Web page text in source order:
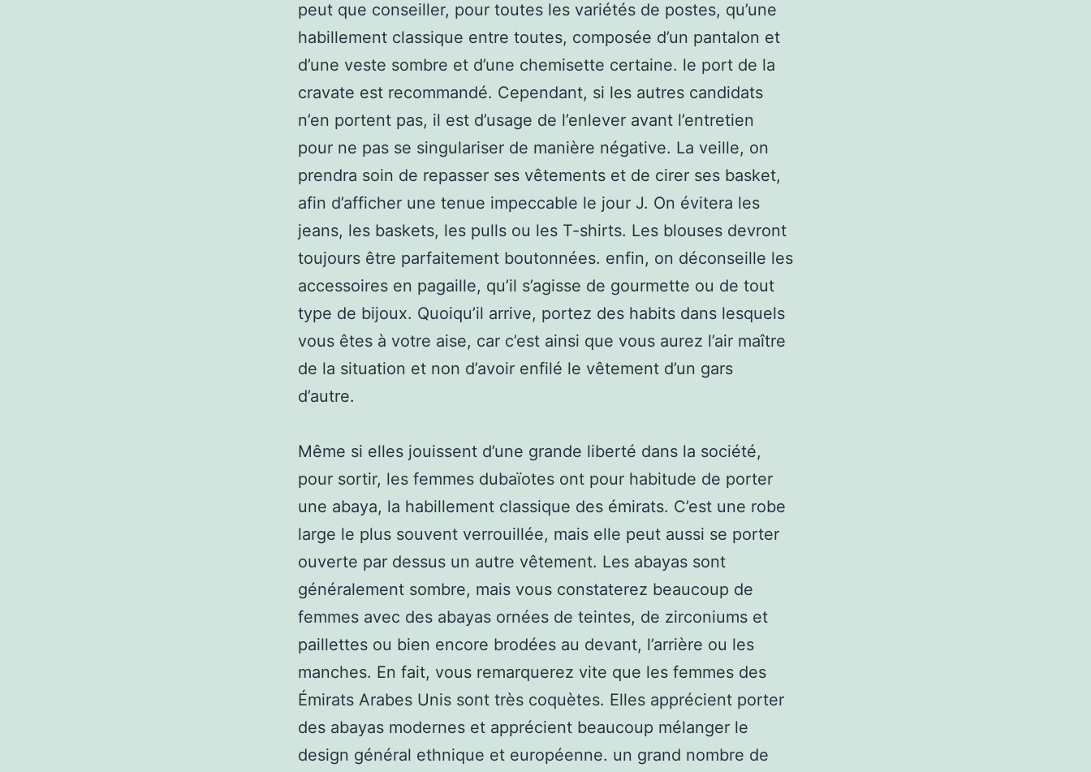
peut que conseiller, pour toutes les variétés de postes, qu’une
habillement classique entre toutes, composée d’un pantalon et
d’une veste sombre et d’une chemisette certaine. le port de la
cravate est recommandé. Cependant, si les autres candidats
n’en portent pas, il est d’usage de l’enlever avant l’entretien
pour ne pas se singulariser de manière négative. La veille, on
prendra soin de repasser ses vêtements et de cirer ses basket,
afin d’afficher une tenue impeccable le jour J. On évitera les
jeans, les baskets, les pulls ou les T-shirts. Les blouses devront
toujours être parfaitement boutonnées. enfin, on déconseille les
accessoires en pagaille, qu’il s’agisse de gourmette ou de tout
type de bijoux. Quoiqu’il arrive, portez des habits dans lesquels
vous êtes à votre aise, car c’est ainsi que vous aurez l’air maître
de la situation et non d’avoir enfilé le vêtement d’un gars
d’autre.
Même si elles jouissent d’une grande liberté dans la société,
pour sortir, les femmes dubaïotes ont pour habitude de porter
une abaya, la habillement classique des émirats. C’est une robe
large le plus souvent verrouillée, mais elle peut aussi se porter
ouverte par dessus un autre vêtement. Les abayas sont
généralement sombre, mais vous constaterez beaucoup de
femmes avec des abayas ornées de teintes, de zirconiums et
paillettes ou bien encore brodées au devant, l’arrière ou les
manches. En fait, vous remarquerez vite que les femmes des
Émirats Arabes Unis sont très coquètes. Elles apprécient porter
des abayas modernes et apprécient beaucoup mélanger le
design général ethnique et européenne. un grand nombre de